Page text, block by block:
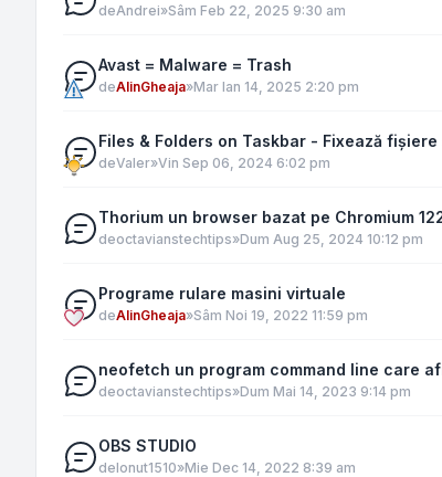
deAndrei»Sâm Feb 22, 2025 9:30 am
Avast = Malware = Trash
deAlinGheaja»Mar Ian 14, 2025 2:20 pm
Files & Folders on Taskbar - Fixează
deValer»Vin Sep 06, 2024 6:02 pm
Thorium un browser bazat pe Chromium
deoctavianstechtips»Dum Aug 25, 2024 10:12 pm
Programe rulare masini virtuale
deAlinGheaja»Sâm Noi 19, 2022 11:59 pm
neofetch un program command line care
deoctavianstechtips»Dum Mai 14, 2023 9:14 pm
OBS STUDIO
deIonut1510»Mie Dec 14, 2022 8:39 am